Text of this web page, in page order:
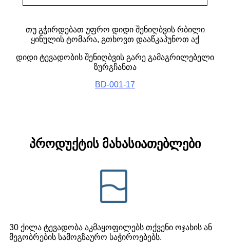
თუ გჭირდებათ უფრო დიდი შენიღბვის რბილი
ყინულის ტომარა, გთხოვთ დააწკაპუნოთ აქ
დიდი ტევადობის შენიღბვის გარე გამაგრილებელი
ზურგჩანთა
BD-001-17
პროდუქტის მახასიათებლები
30 ქილა ტევადობა აკმაყოფილებს თქვენი ოჯახის ან
მეგობრების სამოგზაურო საჭიროებებს.